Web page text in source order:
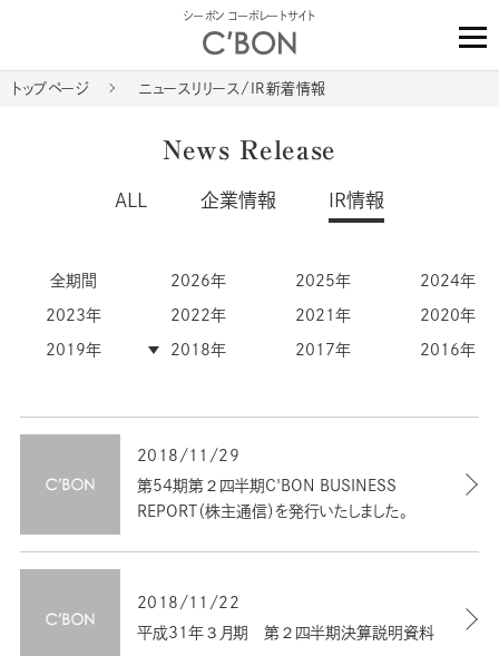
シーボン コーポレートサイト
トップページ ニュースリリース/IR新着情報
News Release
ALL 企業情報 IR情報
全期間 2026年 2025年 2024年
2023年 2022年 2021年 2020年
2019年 2018年 2017年 2016年
2018/11/29
第54期第２四半期C'BON BUSINESS
REPORT（株主通信）を発行いたしました。
2018/11/22
平成31年３月期 第２四半期決算説明資料